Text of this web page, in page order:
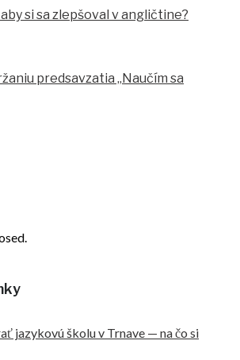
si sa zlepšoval v angličtine?
predsavzatia „Naučím sa
jazykovú školu v Trnave — na čo si